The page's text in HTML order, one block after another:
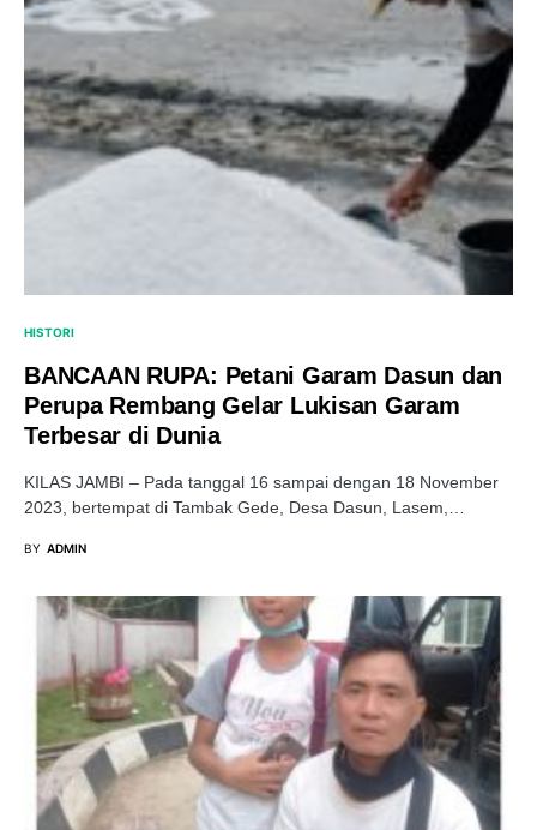
HISTORI
BANCAAN RUPA: Petani Garam Dasun dan
Perupa Rembang Gelar Lukisan Garam
Terbesar di Dunia
KILAS JAMBI – Pada tanggal 16 sampai dengan 18 November
2023, bertempat di Tambak Gede, Desa Dasun, Lasem,…
BY ADMIN